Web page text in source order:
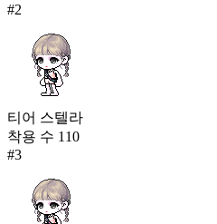
#2
티어 스텔라
착용 수 110
#3